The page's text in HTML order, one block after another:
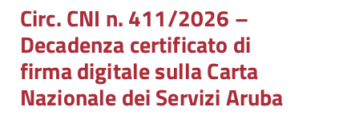
Circ. CNI n. 411/2026 –
Decadenza certificato di
firma digitale sulla Carta
Nazionale dei Servizi Aruba